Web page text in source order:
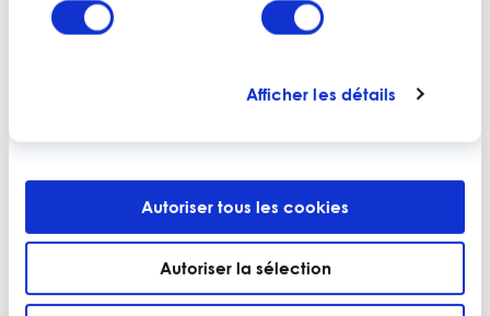
consentement
Afficher les détails
Autoriser tous les cookies
Autoriser la sélection
DECEMBRE 2018